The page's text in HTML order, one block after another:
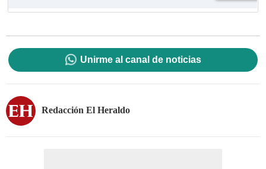
Unirme al canal de noticias
Redacción El Heraldo